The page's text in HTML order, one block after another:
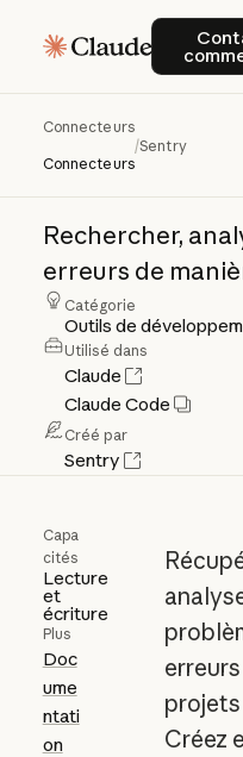
Connecteurs
Connecteurs
/Sentry
Sentry
Rechercher,
erreurs de
Catégorie
Outils de
Utilisé dans
Claude
Claude Code
Créé par
Sentry
Capa
cités
Lecture
et
écriture
Plus
Doc
ume
ntati
on
projets
Créez